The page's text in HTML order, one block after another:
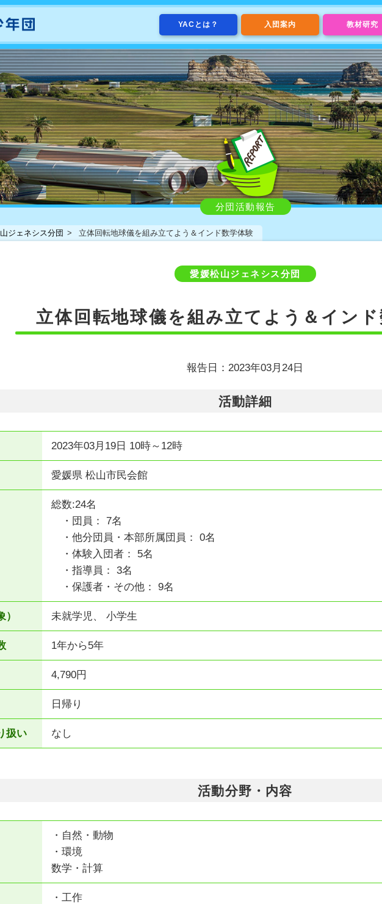
YACとは？ 入団案内 教材研究
分団活動報告
ジェネシス分団 立体回転地球儀を組み立てよう＆インド数学体験
愛媛松山ジェネシス分団
立体回転地球儀を組み立てよう＆イン
報告日：2023年03月24日
活動詳細
2023年03月19日 10時～12時
愛媛県 松山市民会館
総数:24名
・団員： 7名
・他分団員・本部所属団員： 0名
・体験入団者： 5名
・指導員： 3名
・保護者・その他： 9名
未就学児、 小学生
1年から5年
4,790円
日帰り
扱い なし
活動分野・内容
・自然・動物
・環境
数学・計算
・工作